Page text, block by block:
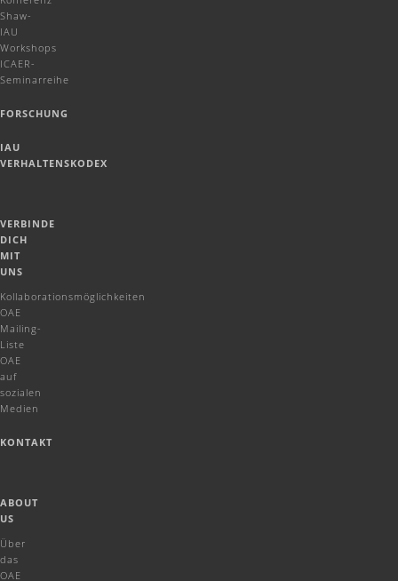
Shaw-
IAU
Workshops
ICAER-
Seminarreihe
FORSCHUNG
IAU
VERHALTENSKODEX
VERBINDE
DICH
MIT
UNS
Kollaborationsmöglichkeiten
OAE
Mailing-
Liste
OAE
auf
sozialen
Medien
KONTAKT
ABOUT
US
Über
das
OAE